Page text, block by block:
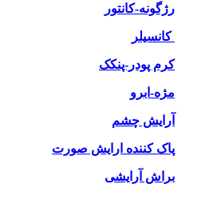
رژگونه-کانتور
کانسیلر
کرم پودر-پنکک
مژه-ابرو
آرایش چشم
پاک کننده ارایش صورت
براش آرایشی